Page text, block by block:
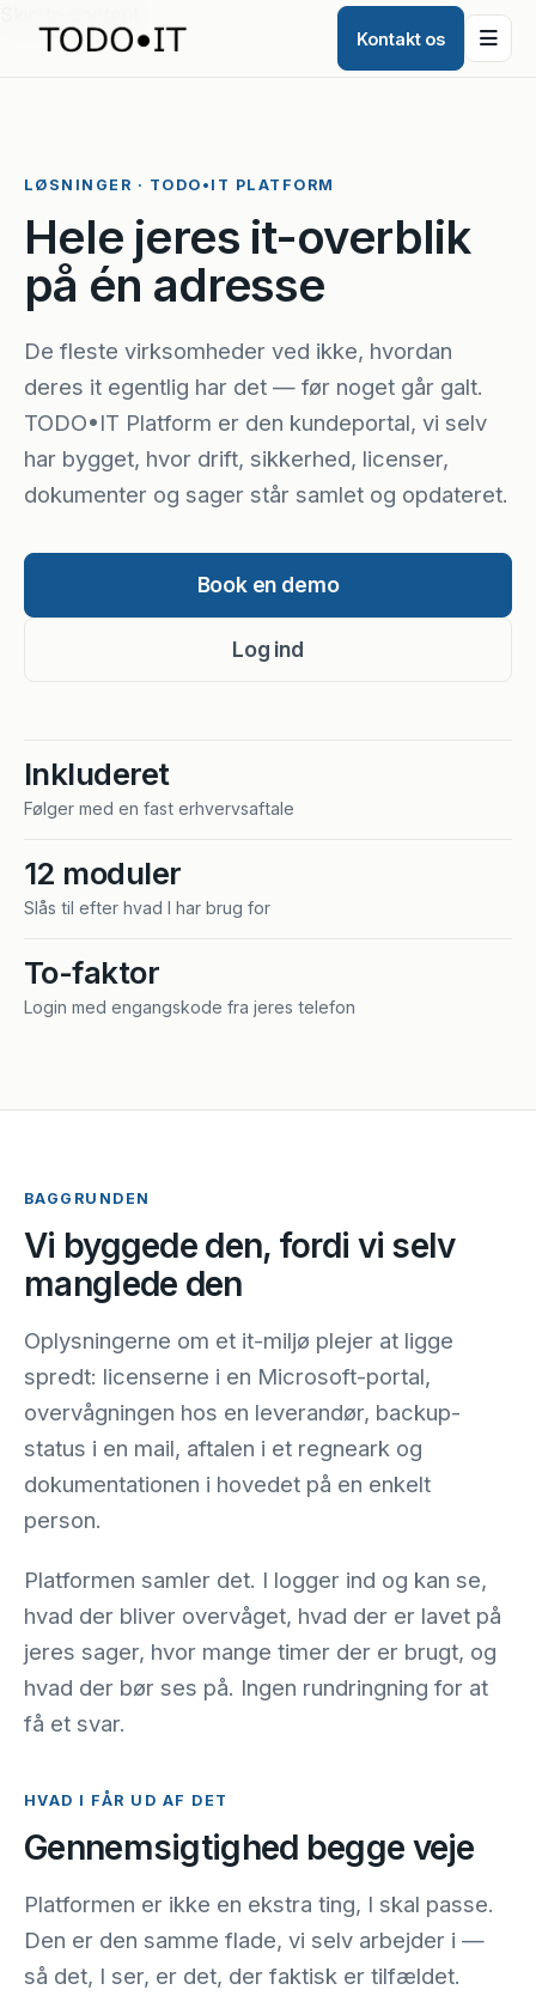
Kontakt os
LØSNINGER · TODO•IT PLATFORM
Hele jeres it-overblik
på én adresse
De fleste virksomheder ved ikke, hvordan
deres it egentlig har det — før noget går galt.
TODO•IT Platform er den kundeportal, vi selv
har bygget, hvor drift, sikkerhed, licenser,
dokumenter og sager står samlet og opdateret.
Book en demo
Log ind
Inkluderet
Følger med en fast erhvervsaftale
12 moduler
Slås til efter hvad I har brug for
To-faktor
Login med engangskode fra jeres telefon
BAGGRUNDEN
Vi byggede den, fordi vi selv
manglede den
Oplysningerne om et it-miljø plejer at ligge
spredt: licenserne i en Microsoft-portal,
overvågningen hos en leverandør, backup-
status i en mail, aftalen i et regneark og
dokumentationen i hovedet på en enkelt
person.
Platformen samler det. I logger ind og kan se,
hvad der bliver overvåget, hvad der er lavet på
jeres sager, hvor mange timer der er brugt, og
hvad der bør ses på. Ingen rundringning for at
få et svar.
HVAD I FÅR UD AF DET
Gennemsigtighed begge veje
Platformen er ikke en ekstra ting, I skal passe.
Den er den samme flade, vi selv arbejder i —
så det, I ser, er det, der faktisk er tilfældet.